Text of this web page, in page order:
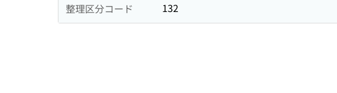
整理区分コード 132